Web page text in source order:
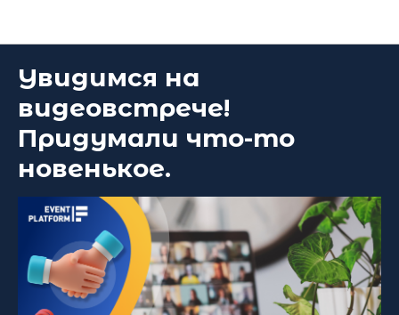
Увидимся на
видеовстрече!
Придумали что-то
новенькое.